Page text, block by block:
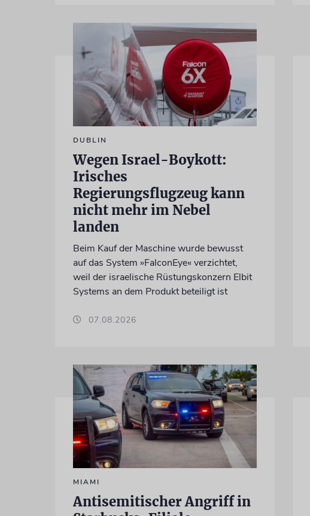
DUBLIN
Wegen Israel-Boykott:
Irisches
Regierungsflugzeug kann
nicht mehr im Nebel
landen
Beim Kauf der Maschine wurde bewusst
auf das System »FalconEye« verzichtet,
weil der israelische Rüstungskonzern Elbit
Systems an dem Produkt beteiligt ist
07.08.2026
MIAMI
Antisemitischer Angriff in